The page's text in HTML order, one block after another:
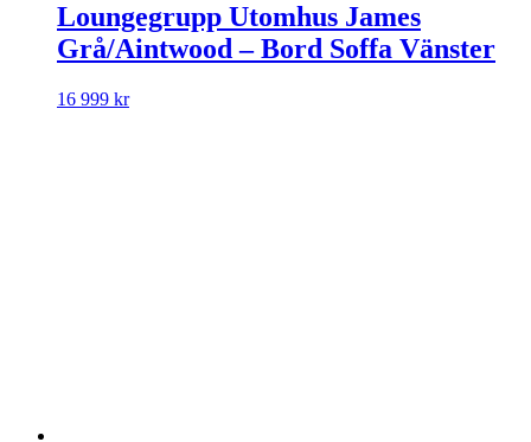
Loungegrupp Utomhus James
Grå/Aintwood – Bord Soffa Vänster
16 999 kr